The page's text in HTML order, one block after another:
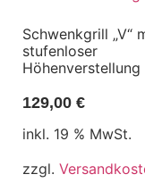
Schwenkgrill „V“
stufenloser
Höhenverstellung
129,00 €
inkl. 19 % MwSt.
zzgl.